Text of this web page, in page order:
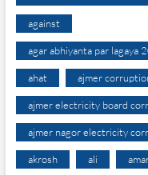
against
agar abhiyanta par lagaya
ahat ajmer
ajmer electricity board
ajmer nagor electricity
akrosh ali